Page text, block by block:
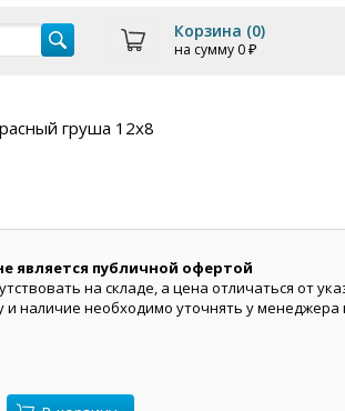
Корзина (0)
на сумму 0 ₽
груша 12х8
является публичной офертой
на складе, а цена отличаться от
и наличие необходимо уточнять у менеджера